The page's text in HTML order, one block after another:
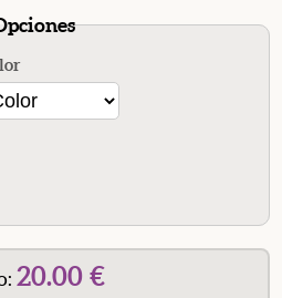
20.00 €